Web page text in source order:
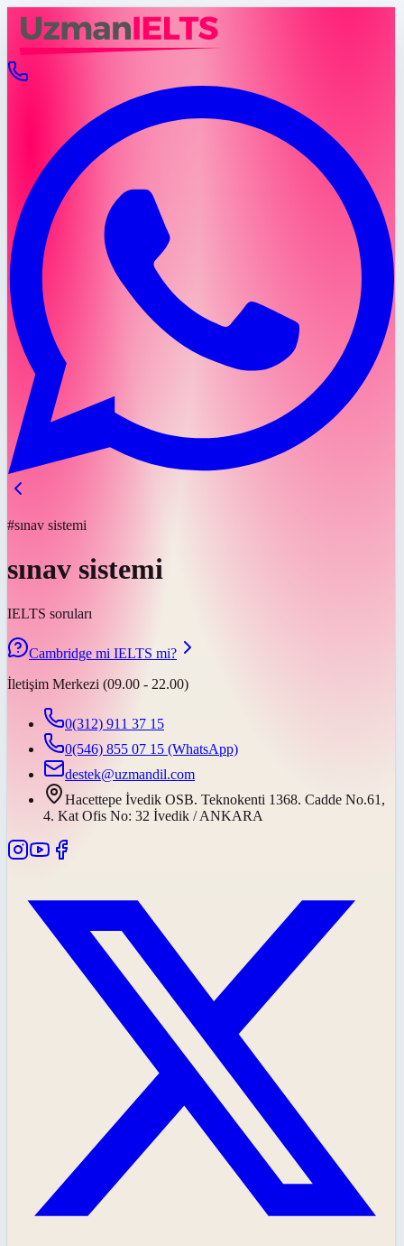
#sınav sistemi
sınav sistemi
IELTS soruları
Cambridge mi IELTS mi?
İletişim Merkezi (09.00 - 22.00)
0(312) 911 37 15
0(546) 855 07 15 (WhatsApp)
destek@uzmandil.com
Hacettepe İvedik OSB. Teknokenti 1368. Cadde No.61,
4. Kat Ofis No: 32 İvedik / ANKARA